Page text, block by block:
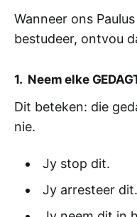
Wanneer ons
bestudeer, ontvou
1. Neem elke
Dit beteken: die
nie.
Jy stop dit.
Jy arresteer dit.